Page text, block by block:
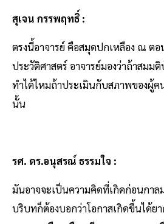
สุเจน กรรพฤทธิ์ :
ตรงนี้อาจารย์ คือสมุดปกเหลือง ณ ตอ
ประวัติศาสตร์ อาจารย์มองว่าถ้าสมม
ทำได้ไหมถ้าประเมินกับสภาพของผู้
นั้น
รศ. ดร.อนุสรณ์ ธรรมใจ :
มันอาจจะเป็นความคิดที่เกิดก่อนกา
บริบทก็ต้องบอกว่าโอกาสเกิดขึ้นได้ย